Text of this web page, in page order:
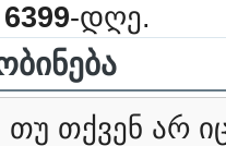
6399-დღე.
თუ თქვენ არ